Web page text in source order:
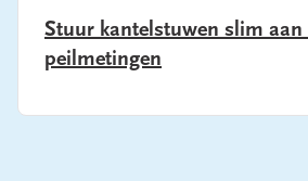
Stuur kantelstuwen slim
peilmetingen